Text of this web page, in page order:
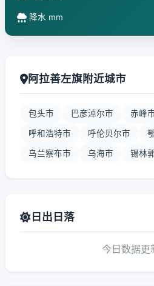
降水 mm
阿拉善左旗附近城市
包头市 巴彦淖尔市 赤峰
呼和浩特市 呼伦贝尔市
乌兰察布市 乌海市 锡林
日出日落
今日数据更